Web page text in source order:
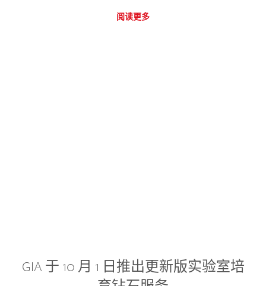
阅读更多
GIA 于 10 月 1 日推出更新版实验室培